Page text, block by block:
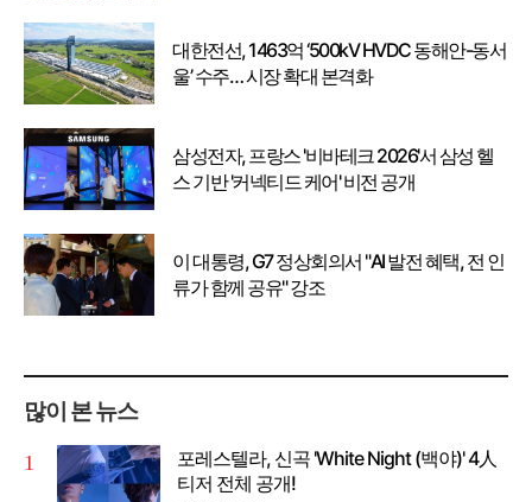
대한전선, 1463억 ‘500kV HVDC 동해안-동서
울’ 수주… 시장 확대 본격화
삼성전자, 프랑스 '비바테크 2026'서 삼성 헬
스 기반 '커넥티드 케어' 비전 공개
이 대통령, G7 정상회의서 "AI 발전 혜택, 전 인
류가 함께 공유" 강조
많이 본 뉴스
포레스텔라, 신곡 'White Night (백야)' 4人
티저 전체 공개!